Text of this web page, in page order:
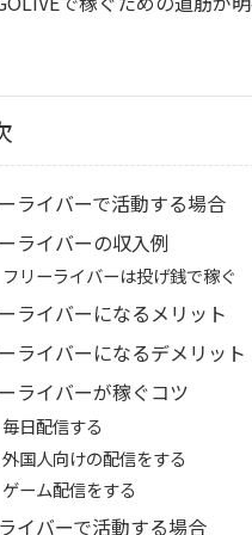
ライバーで活動する場合
ライバーの収入例
フリーライバーは投げ銭で稼ぐ
ライバーになるメリット
ライバーになるデメリット
ライバーが稼ぐコツ
毎日配信する
外国人向けの配信をする
ゲーム配信をする
イバーで活動する場合